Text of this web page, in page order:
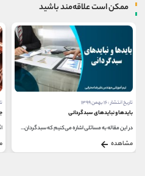
ممکن است علاقه‌مند باشید
تاریخ انتشار : ۱۶ بهمن ۱۳۹۹
بایدها و نبایدهای سبدگردانی
در این مقاله به مسائلی اشاره می‌کنیم که سبدگردان...
مشاهده